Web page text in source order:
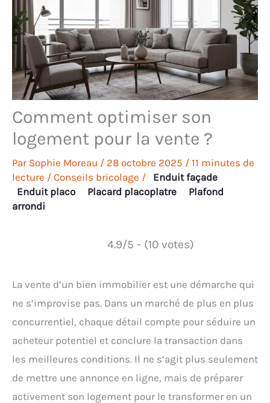
Comment optimiser son
logement pour la vente ?
Par Sophie Moreau / 28 octobre 2025 / 11 minutes de
lecture / Conseils bricolage /
Enduit façade
Enduit placo
Placard placoplatre
Plafond
arrondi
4.9/5 - (10 votes)
La vente d’un bien immobilier est une démarche qui
ne s’improvise pas. Dans un marché de plus en plus
concurrentiel, chaque détail compte pour séduire un
acheteur potentiel et conclure la transaction dans
les meilleures conditions. Il ne s’agit plus seulement
de mettre une annonce en ligne, mais de préparer
activement son logement pour le transformer en un